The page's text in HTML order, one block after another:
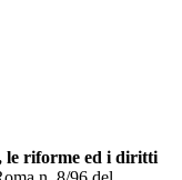
le riforme ed i diritti